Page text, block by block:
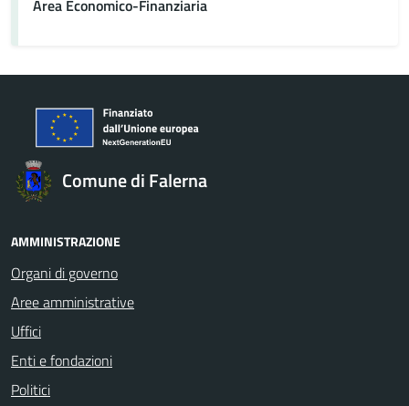
Area Economico-Finanziaria
Comune di Falerna
AMMINISTRAZIONE
Organi di governo
Aree amministrative
Uffici
Enti e fondazioni
Politici